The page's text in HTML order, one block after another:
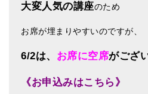
チベット・真マントラ香
大変人気の講座のため
お席が埋まりやすいのですが、
6/2は、 お席に空席がござ
《お申込みはこちら》